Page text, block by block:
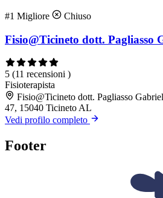
#1 Migliore Chiuso
Fisio@Ticineto dott. Pagliasso
5 (11 recensioni )
Fisioterapista
Fisio@Ticineto dott. Pagliasso
47, 15040 Ticineto AL
Vedi profilo completo
Footer